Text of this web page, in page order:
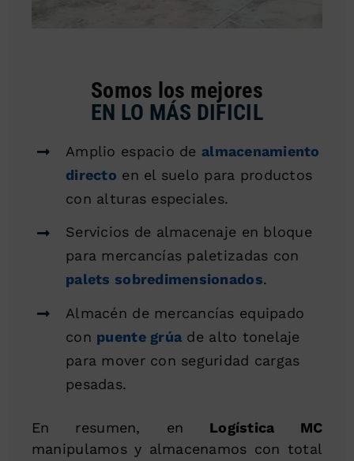
Somos los mejores
EN LO MÁS DIFICIL
Amplio espacio de almacenamiento
directo en el suelo para productos
con alturas especiales.
Servicios de almacenaje en bloque
para mercancías paletizadas con
palets sobredimensionados.
Almacén de mercancías equipado
con puente grúa de alto tonelaje
para mover con seguridad cargas
pesadas.
En resumen, en Logística MC
manipulamos y almacenamos con total